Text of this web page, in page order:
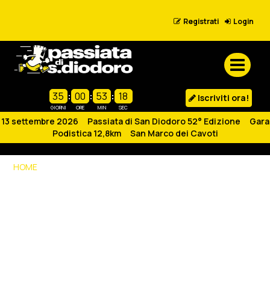
Login
Registrati
18
SEC
:
53
MIN
:
00
ORE
:
35
GIORNI
Iscriviti ora!
13 settembre 2026 Passiata di San Diodoro 52° Edizione Gara
Podistica 12,8km San Marco dei Cavoti
HOME